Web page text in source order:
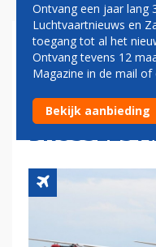
STAKING
SMET OP
LATAM
BRUSSELS
Ontvang een jaar lang
Luchtvaartnieuws en
toegang tot al het
Ontvang tevens 12
Magazine in de mail of
Bekijk aanbieding